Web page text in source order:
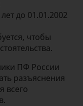
до 01.01.2002
чтобы
ПФ России
разъяснения
всего